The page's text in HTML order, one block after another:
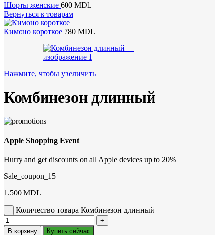
Шорты женские 600 MDL
Вернуться к товарам
Кимоно короткое 780 MDL
Нажмите, чтобы увеличить
Комбинезон длинный
Apple Shopping Event
Hurry and get discounts on all Apple devices up to 20%
Sale_coupon_15
1.500 MDL
Количество товара Комбинезон длинный
В корзину Купить сейчас